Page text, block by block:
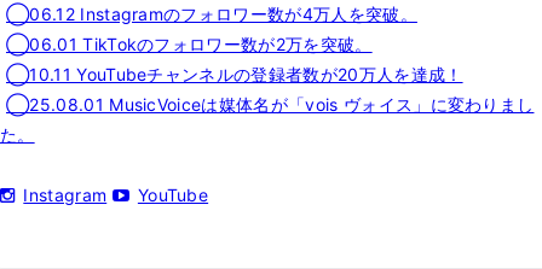
◯06.12 Instagramのフォロワー数が4万人を突破。
◯06.01 TikTokのフォロワー数が2万を突破。
◯10.11 YouTubeチャンネルの登録者数が20万人を達成！
◯25.08.01 MusicVoiceは媒体名が「vois ヴォイス」に変わりまし
た。
Instagram YouTube